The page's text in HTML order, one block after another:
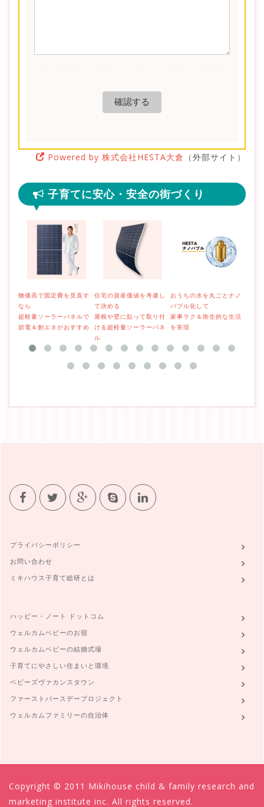
Powered by 株式会社HESTA大倉 （外部サイト）
子育てに安心・安全の街づくり
物価高で固定費を見直す
なら
超軽量ソーラーパネルで
節電＆創エネがおすすめ
住宅の資産価値を考慮し
て決める
屋根や壁に貼って取り付
ける超軽量ソーラーパネ
ル
おうちの水を丸ごとナノ
バブル化して
家事ラク＆衛生的な生活
を実現
そ
減を
取
ー
プライバシーポリシー
お問い合わせ
ミキハウス子育て総研とは
ハッピー・ノート ドットコム
ウェルカムベビーのお宿
ウェルカムベビーの結婚式場
子育てにやさしい住まいと環境
ベビーズヴァカンスタウン
ファーストバースデープロジェクト
ウェルカムファミリーの自治体
Copyright © 2011 Mikihouse child & family research and
marketing institute inc. All rights reserved.